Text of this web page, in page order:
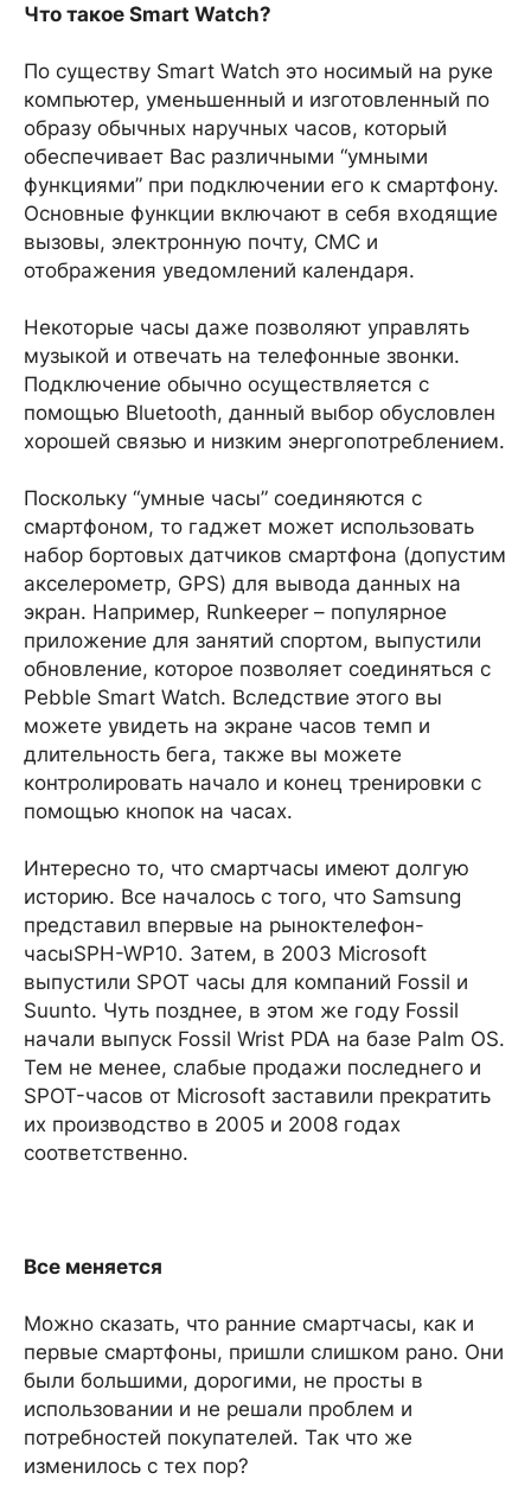
Что такое Smart Watch?
По существу Smart Watch это носимый на руке
компьютер, уменьшенный и изготовленный по
образу обычных наручных часов, который
обеспечивает Вас различными “умными
функциями” при подключении его к смартфону.
Основные функции включают в себя входящие
вызовы, электронную почту, СМС и
отображения уведомлений календаря.
Некоторые часы даже позволяют управлять
музыкой и отвечать на телефонные звонки.
Подключение обычно осуществляется с
помощью Bluetooth, данный выбор обусловлен
хорошей связью и низким энергопотреблением.
Поскольку “умные часы” соединяются с
смартфоном, то гаджет может использовать
набор бортовых датчиков смартфона (допустим
акселерометр, GPS) для вывода данных на
экран. Например, Runkeeper – популярное
приложение для занятий спортом, выпустили
обновление, которое позволяет соединяться с
Pebble Smart Watch. Вследствие этого вы
можете увидеть на экране часов темп и
длительность бега, также вы можете
контролировать начало и конец тренировки с
помощью кнопок на часах.
Интересно то, что смартчасы имеют долгую
историю. Все началось с того, что Samsung
представил впервые на рыноктелефон-
часыSPH-WP10. Затем, в 2003 Microsoft
выпустили SPOT часы для компаний Fossil и
Suunto. Чуть позднее, в этом же году Fossil
начали выпуск Fossil Wrist PDA на базе Palm OS.
Тем не менее, слабые продажи последнего и
SPOT-часов от Microsoft заставили прекратить
их производство в 2005 и 2008 годах
соответственно.
Все меняется
Можно сказать, что ранние смартчасы, как и
первые смартфоны, пришли слишком рано. Они
были большими, дорогими, не просты в
использовании и не решали проблем и
потребностей покупателей. Так что же
изменилось с тех пор?